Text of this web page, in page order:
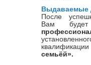
Выдаваемые
После
Вам
семьёй».